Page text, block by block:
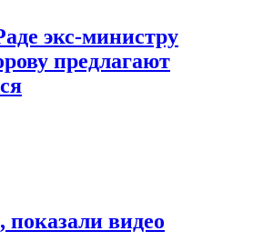
экс-министру
предлагают
показали видео